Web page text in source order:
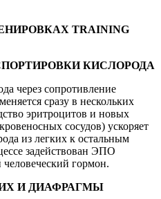
TRAINING
КИСЛОРОДА
через сопротивление
сразу в нескольких
эритроцитов и новых
сосудов) ускоряет
из легких к остальным
задействован ЭПО
гормон.
И ДИАФРАГМЫ